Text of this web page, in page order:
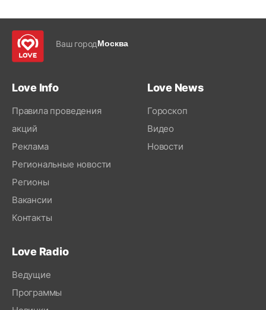
Ваш городМосква
Love Info
Правила проведения
акций
Реклама
Региональные новости
Регионы
Вакансии
Контакты
Love News
Гороскоп
Видео
Новости
Love Radio
Ведущие
Программы